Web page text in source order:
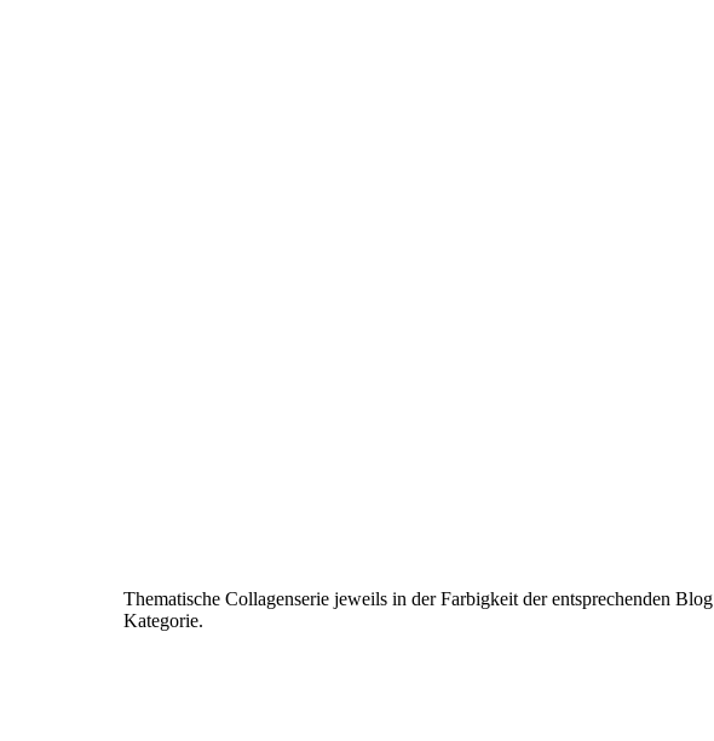
Thematische Collagenserie jeweils in der Farbigkeit der entsprechenden Blog
Kategorie.